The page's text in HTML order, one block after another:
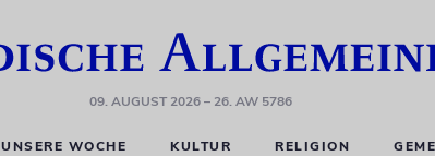
09. AUGUST 2026– 26. AW 5786
UNSERE WOCHE KULTUR RELIGION